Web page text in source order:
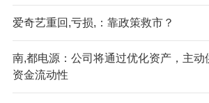
爱奇艺重回,亏损,：靠政策救市？
南,都电源：公司将通过优化资产，主动
资金流动性